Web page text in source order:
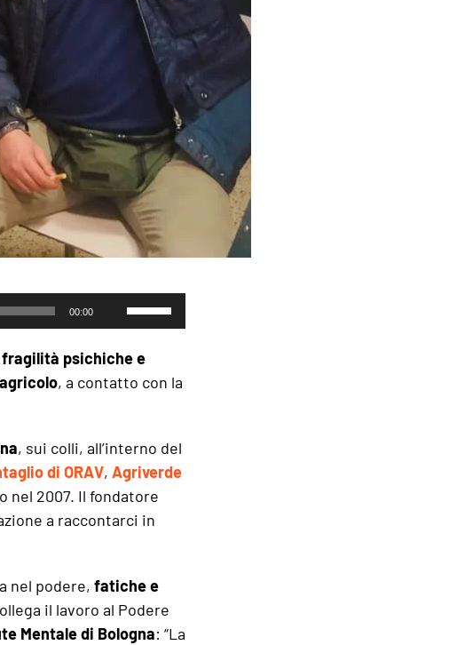
00:00
Usa
i
tasti
freccia
aumentare
o
diminuire
il
psichiche e
, a contatto con la
, sui colli, all’interno del
di ORAV, Agriverde
nel 2007. Il fondatore
a raccontarci in
nel podere, fatiche e
il lavoro al Podere
Mentale di Bologna: “La